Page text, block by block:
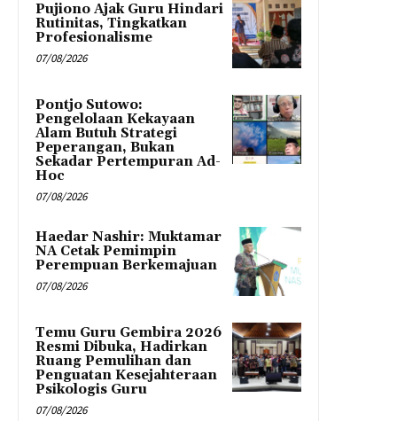
Pujiono Ajak Guru Hindari
Rutinitas, Tingkatkan
Profesionalisme
07/08/2026
Pontjo Sutowo:
Pengelolaan Kekayaan
Alam Butuh Strategi
Peperangan, Bukan
Sekadar Pertempuran Ad-
Hoc
07/08/2026
Haedar Nashir: Muktamar
NA Cetak Pemimpin
Perempuan Berkemajuan
07/08/2026
Temu Guru Gembira 2026
Resmi Dibuka, Hadirkan
Ruang Pemulihan dan
Penguatan Kesejahteraan
Psikologis Guru
07/08/2026